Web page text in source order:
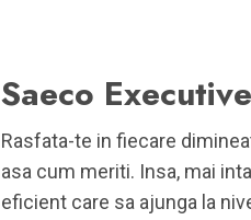
Saeco
Rasfata-te in fiecare
asa cum meriti. Insa, mai
eficient care sa ajunga la